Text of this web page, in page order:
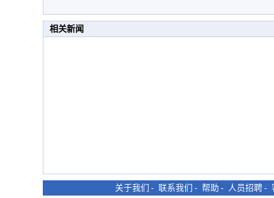
相关新闻
关于我们 - 联系我们 - 帮助 - 人员招聘 -